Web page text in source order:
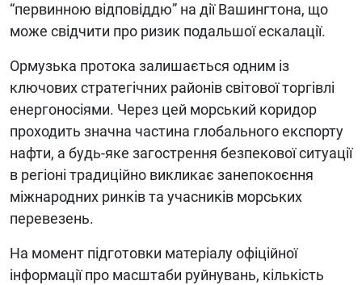
“первинною відповіддю” на дії Вашингтона, що
може свідчити про ризик подальшої ескалації.
Ормузька протока залишається одним із
ключових стратегічних районів світової торгівлі
енергоносіями. Через цей морський коридор
проходить значна частина глобального експорту
нафти, а будь-яке загострення безпекової ситуації
в регіоні традиційно викликає занепокоєння
міжнародних ринків та учасників морських
перевезень.
На момент підготовки матеріалу офіційної
інформації про масштаби руйнувань, кількість